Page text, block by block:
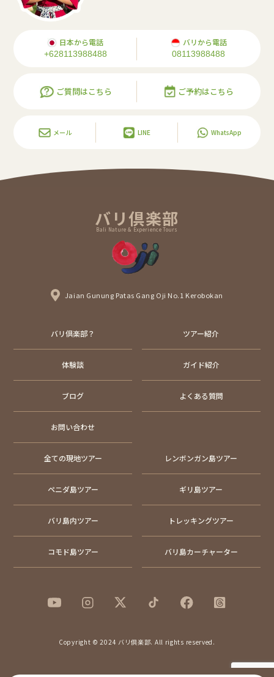
日本から電話
+628113988488
バリから電話
08113988488
ご質問はこちら ご予約はこちら
メール LINE WhatsApp
バリ倶楽部
Bali Nature & Experience Tours
Jaian Gunung Patas Gang Oji No.1 Kerobokan
バリ倶楽部？ ツアー紹介
体験談 ガイド紹介
ブログ よくある質問
お問い合わせ
全ての現地ツアー レンボンガン島ツアー
ペニダ島ツアー ギリ島ツアー
バリ島内ツアー トレッキングツアー
コモド島ツアー バリ島カーチャーター
Copyright © 2024 バリ倶楽部. All rights reserved.